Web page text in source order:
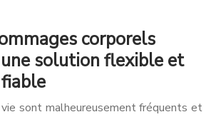
corporels
solution flexible et
sont malheureusement fréquents et